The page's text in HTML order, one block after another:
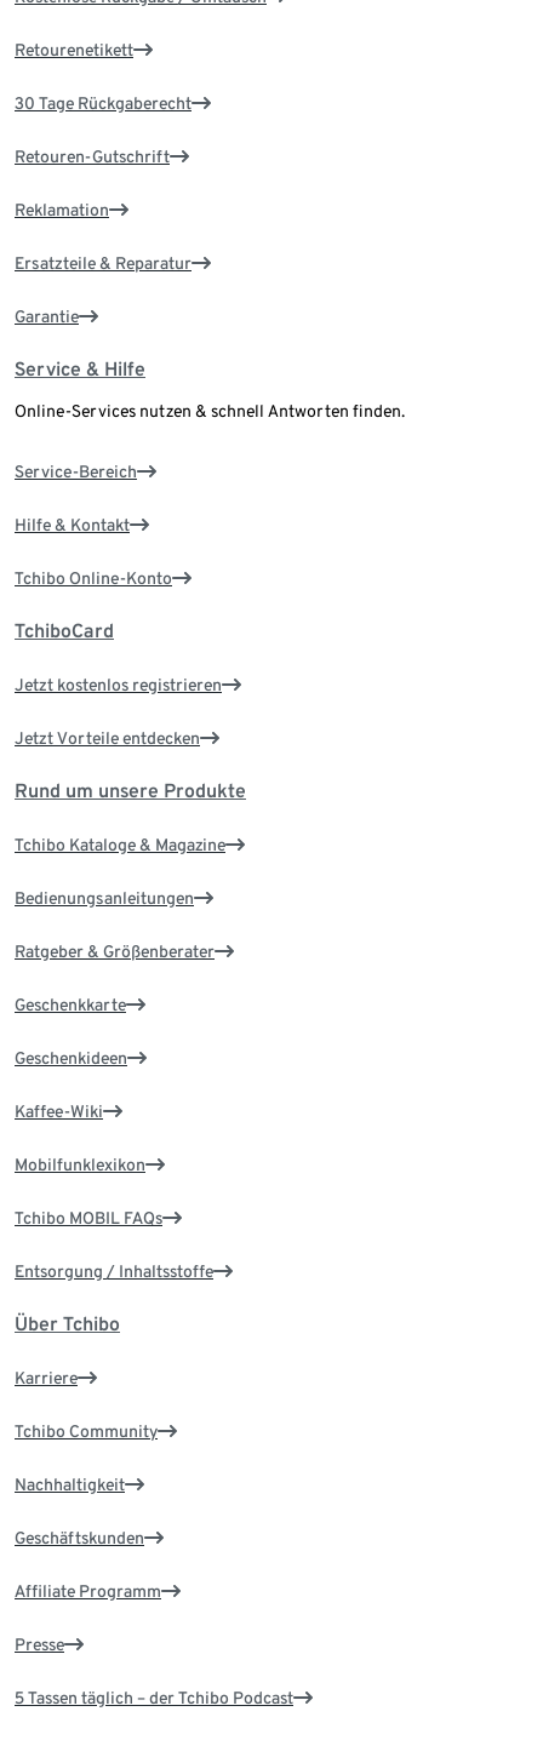
Retourenetikett
30 Tage Rückgaberecht
Retouren-Gutschrift
Reklamation
Ersatzteile & Reparatur
Garantie
Service & Hilfe
Online-Services nutzen & schnell Antworten finden.
Service-Bereich
Hilfe & Kontakt
Tchibo Online-Konto
TchiboCard
Jetzt kostenlos registrieren
Jetzt Vorteile entdecken
Rund um unsere Produkte
Tchibo Kataloge & Magazine
Bedienungsanleitungen
Ratgeber & Größenberater
Geschenkkarte
Geschenkideen
Kaffee-Wiki
Mobilfunklexikon
Tchibo MOBIL FAQs
Entsorgung / Inhaltsstoffe
Über Tchibo
Karriere
Tchibo Community
Nachhaltigkeit
Geschäftskunden
Affiliate Programm
Presse
5 Tassen täglich – der Tchibo Podcast